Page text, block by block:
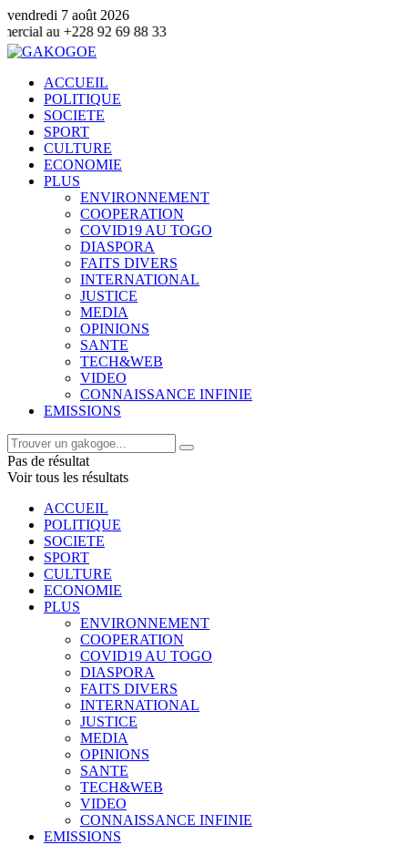
vendredi 7 août 2026
92 69 88 33
ACCUEIL
POLITIQUE
SOCIETE
SPORT
CULTURE
ECONOMIE
PLUS
ENVIRONNEMENT
COOPERATION
COVID19 AU TOGO
DIASPORA
FAITS DIVERS
INTERNATIONAL
JUSTICE
MEDIA
OPINIONS
SANTE
TECH&WEB
VIDEO
CONNAISSANCE INFINIE
EMISSIONS
Pas de résultat
Voir tous les résultats
ACCUEIL
POLITIQUE
SOCIETE
SPORT
CULTURE
ECONOMIE
PLUS
ENVIRONNEMENT
COOPERATION
COVID19 AU TOGO
DIASPORA
FAITS DIVERS
INTERNATIONAL
JUSTICE
MEDIA
OPINIONS
SANTE
TECH&WEB
VIDEO
CONNAISSANCE INFINIE
EMISSIONS